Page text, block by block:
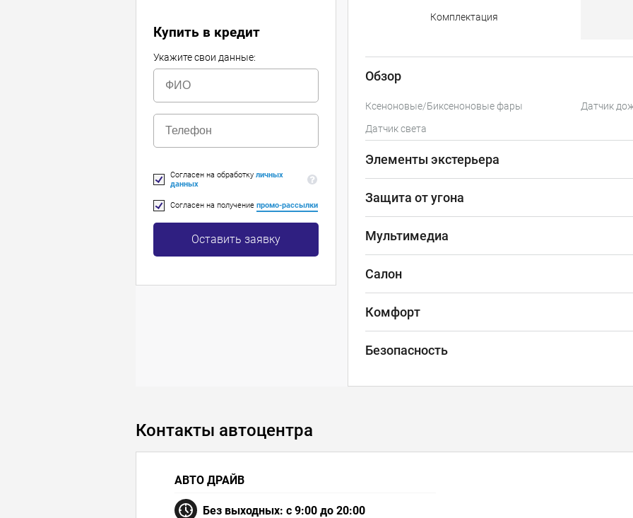
Комплектация
Обзор
Ксеноновые/Биксеноновые фары
Датчик
Датчик света
Элементы экстерьера
Защита от угона
Мультимедиа
Салон
Комфорт
Безопасность
Купить в кредит
Укажите свои данные:
Согласен на обработку личных
данных
Согласен на получение промо-рассылки
Оставить заявку
Контакты автоцентра
АВТО ДРАЙВ
Без выходных: с 9:00 до 20:00